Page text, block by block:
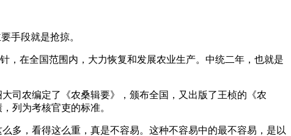
手段就是抢掠。
，在全国范围内，大力恢复和发展农业生产。中统二年，也就是
司农编定了《农桑辑要》，颁布全国，又出版了王桢的《农
列为考核官吏的标准。
多，看得这么重，真是不容易。这种不容易中的最不容易，是以